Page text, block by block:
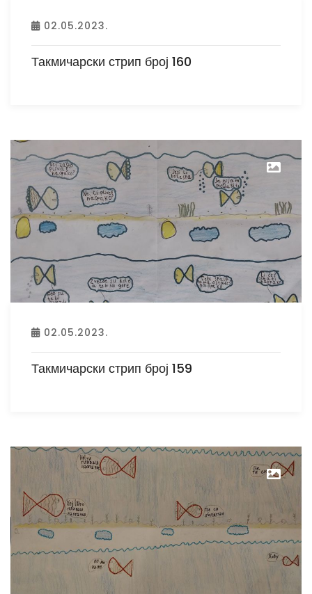
02.05.2023.
Такмичарски стрип број 160
02.05.2023.
Такмичарски стрип број 159